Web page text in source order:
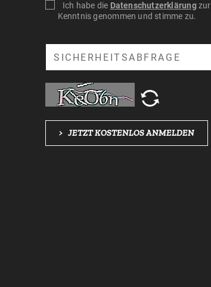
Ich habe die Datenschutzerklärungzur
Kenntnis genommen und stimme zu.
Suche
> JETZT KOSTENLOS ANMELDEN